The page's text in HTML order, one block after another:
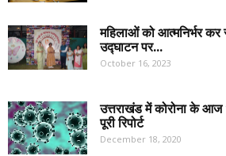
महिलाओं को आत्मनिर्भर
उद्घाटन पर...
October 16, 2023
उत्तराखंड में कोरोना के आज
पूरी रिपोर्ट
December 18, 2020